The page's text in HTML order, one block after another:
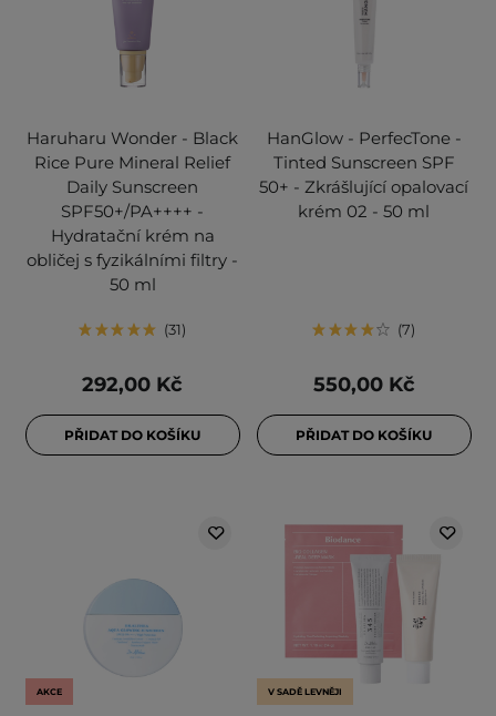
Haruharu Wonder - Black
Rice Pure Mineral Relief
Daily Sunscreen
SPF50+/PA++++ -
Hydratační krém na
obličej s fyzikálními filtry -
50 ml
31
292,00 Kč
PŘIDAT DO KOŠÍKU
HanGlow - PerfecTone -
Tinted Sunscreen SPF
50+ - Zkrášlující opalovací
krém 02 - 50 ml
7
550,00 Kč
PŘIDAT DO KOŠÍKU
AKCE V SADĚ LEVNĚJI